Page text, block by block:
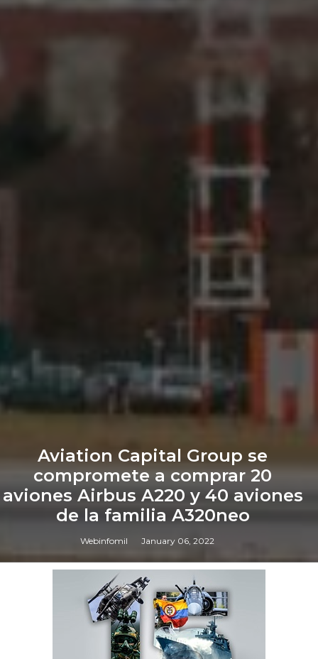
Aviation Capital Group se
compromete a comprar 20
aviones Airbus A220 y 40 aviones
de la familia A320neo
Webinfomil January 06, 2022